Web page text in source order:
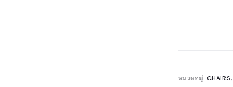
หมวดหมู่: CHAIRS,